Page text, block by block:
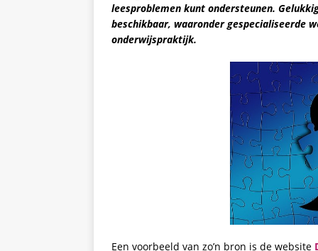
leesproblemen kunt ondersteunen.
beschikbaar, waaronder gespecialiseerde
onderwijspraktijk.
Een voorbeeld van zo’n bron is de website